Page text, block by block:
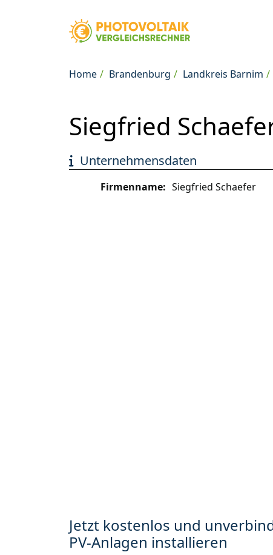
Home Brandenburg Landkreis Barnim
Siegfried
Unternehmensdaten
Firmenname: Siegfried Schaefer
Jetzt kostenlos und
PV-Anlagen installieren